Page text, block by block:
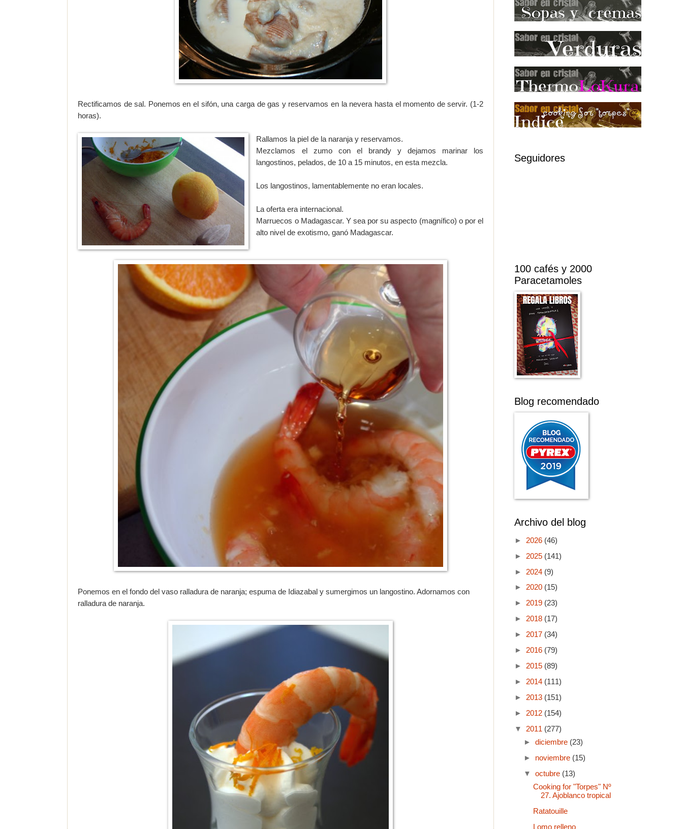
Rectificamos de sal. Ponemos en el sifón, una carga de gas y reservamos en la nevera hasta el momento de servir. (1-2
horas).
Rallamos la piel de la naranja y reservamos.
Mezclamos el zumo con el brandy y dejamos marinar los
langostinos, pelados, de 10 a 15 minutos, en esta mezcla.
Los langostinos, lamentablemente no eran locales.
La oferta era internacional.
Marruecos o Madagascar. Y sea por su aspecto (magnífico) o por el
alto nivel de exotismo, ganó Madagascar.
Ponemos en el fondo del vaso ralladura de naranja; espuma de Idiazabal y sumergimos un langostino. Adornamos con
ralladura de naranja.
Seguidores
100 cafés y 2000
Paracetamoles
Blog recomendado
Archivo del blog
► 2026 (46)
► 2025 (141)
► 2024 (9)
► 2020 (15)
► 2019 (23)
► 2018 (17)
► 2017 (34)
► 2016 (79)
► 2015 (89)
► 2014 (111)
► 2013 (151)
► 2012 (154)
▼ 2011 (277)
► diciembre (23)
► noviembre (15)
▼ octubre (13)
Cooking for "Torpes" Nº
27. Ajoblanco tropical
Ratatouille
Lomo relleno